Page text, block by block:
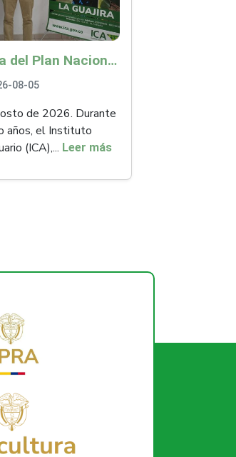
ICA superó la meta del Plan Nacional de Desarrollo y abrió 61 mercados internacionales
08-05
de 2026. Durante
años, el Instituto
(ICA),... Leer más